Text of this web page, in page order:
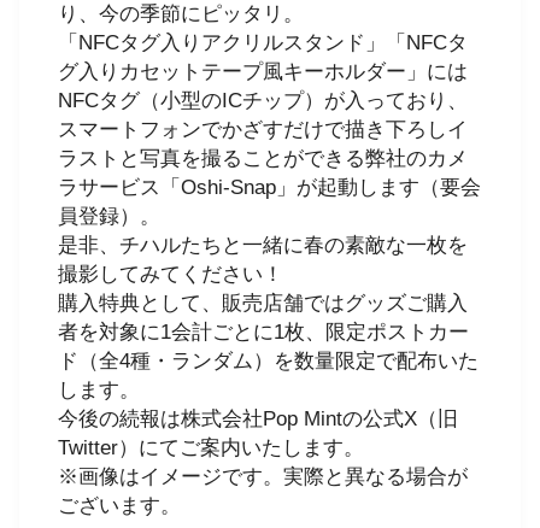
り、今の季節にピッタリ。
「NFCタグ入りアクリルスタンド」「NFCタ
グ入りカセットテープ風キーホルダー」には
NFCタグ（小型のICチップ）が入っており、
スマートフォンでかざすだけで描き下ろしイ
ラストと写真を撮ることができる弊社のカメ
ラサービス「Oshi-Snap」が起動します（要会
員登録）。
是非、チハルたちと一緒に春の素敵な一枚を
撮影してみてください！
購入特典として、販売店舗ではグッズご購入
者を対象に1会計ごとに1枚、限定ポストカー
ド（全4種・ランダム）を数量限定で配布いた
します。
今後の続報は株式会社Pop Mintの公式X（旧
Twitter）にてご案内いたします。
※画像はイメージです。実際と異なる場合が
ございます。